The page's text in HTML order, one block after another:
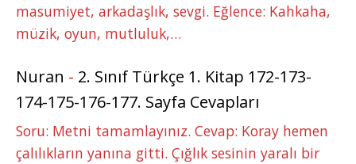
masumiyet, arkadaşlık, sevgi. Eğlence: Kahkaha,
müzik, oyun, mutluluk,…
Nuran - 2. Sınıf Türkçe 1. Kitap 172-173-
174-175-176-177. Sayfa Cevapları
Soru: Metni tamamlayınız. Cevap: Koray hemen
çalılıkların yanına gitti. Çığlık sesinin yaralı bir